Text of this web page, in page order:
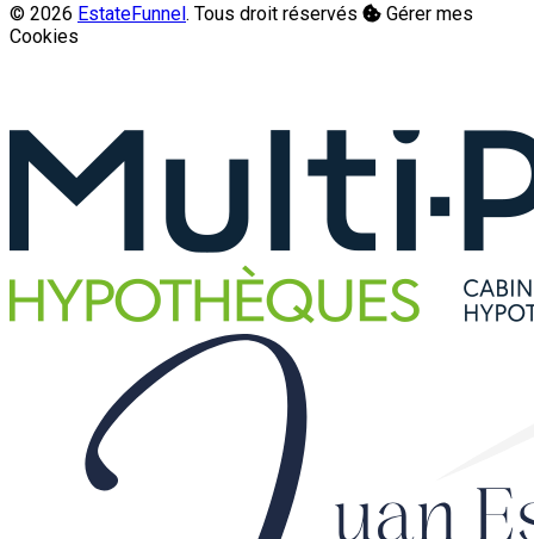
© 2026 EstateFunnel. Tous droit réservés
Gérer mes
Cookies